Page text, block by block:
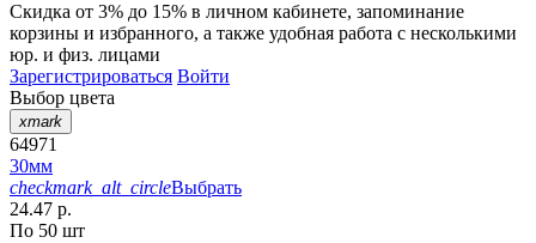
Скидка от 3% до 15% в личном кабинете, запоминание
корзины и избранного, а также удобная работа с несколькими
юр. и физ. лицами
Зарегистрироваться Войти
Выбор цвета
xmark
64971
30мм
checkmark_alt_circleВыбрать
24.47 р.
По 50 шт